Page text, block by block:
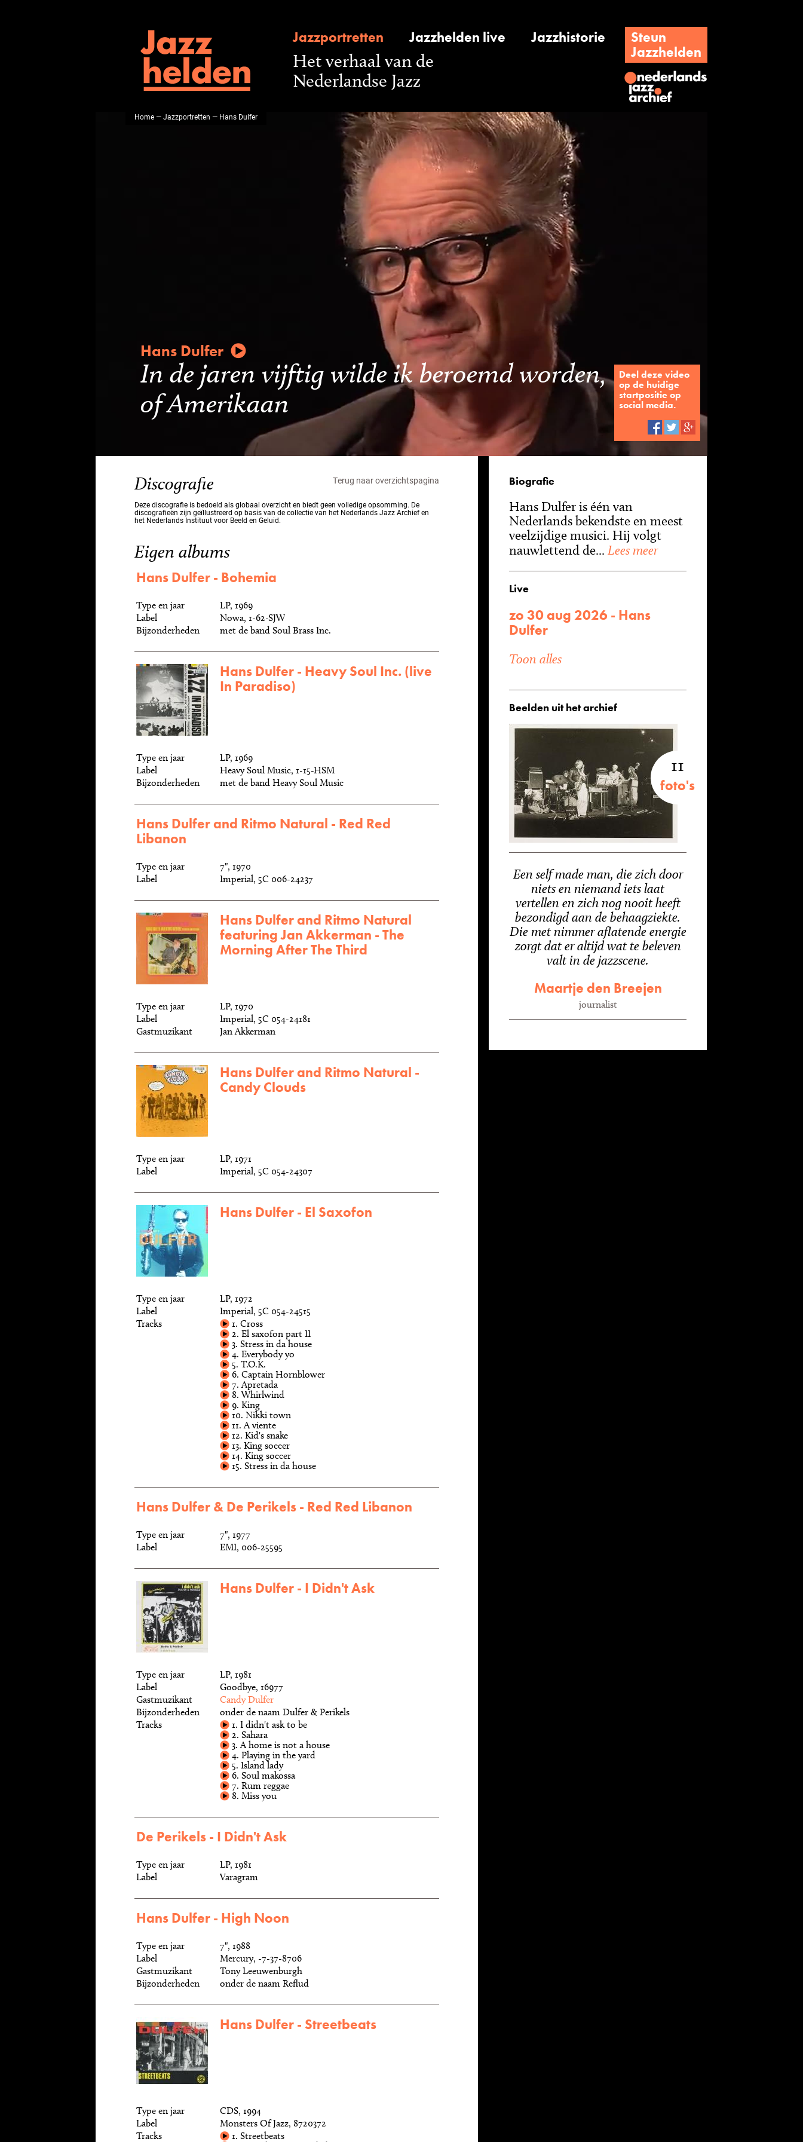
Jazzportretten Jazzhelden live Jazzhistorie
Steun
Jazzhelden
Het verhaal van de
Nederlandse Jazz
Home—Jazzportretten — Hans Dulfer
Hans Dulfer
In de jaren vijftig wilde ik beroemd worden,
of Amerikaan
Deel deze video
op de huidige
startpositie op
social media.
Discografie Terug naar overzichtspagina
Deze discografie is bedoeld als globaal overzicht en biedt geen volledige opsomming. De
discografieën zijn geïllustreerd op basis van de collectie van het Nederlands Jazz Archief en
het Nederlands Instituut voor Beeld en Geluid.
Eigen albums
Hans Dulfer - Bohemia
Type en jaar
LP, 1969
Label
Nowa, 1-62-SJW
Bijzonderheden
met de band Soul Brass Inc.
Hans Dulfer - Heavy Soul Inc. (live
In Paradiso)
Type en jaar
LP, 1969
Label
Heavy Soul Music, 1-15-HSM
Bijzonderheden
met de band Heavy Soul Music
Hans Dulfer and Ritmo Natural - Red Red
Libanon
Type en jaar
7", 1970
Label
Imperial, 5C 006-24237
Hans Dulfer and Ritmo Natural
featuring Jan Akkerman - The
Morning After The Third
Type en jaar
LP, 1970
Label
Imperial, 5C 054-24181
Gastmuzikant
Jan Akkerman
Hans Dulfer and Ritmo Natural -
Candy Clouds
Type en jaar
LP, 1971
Label
Imperial, 5C 054-24307
Hans Dulfer - El Saxofon
Type en jaar
LP, 1972
Label
Imperial, 5C 054-24515
Tracks
1. Cross
2. El saxofon part II
3. Stress in da house
4. Everybody yo
5. T.O.K.
6. Captain Hornblower
7. Apretada
8. Whirlwind
9. King
10. Nikki town
11. A viente
12. Kid's snake
13. King soccer
14. King soccer
15. Stress in da house
Hans Dulfer & De Perikels - Red Red Libanon
Type en jaar
7", 1977
Label
EMI, 006-25595
Hans Dulfer - I Didn't Ask
Type en jaar
LP, 1981
Label
Goodbye, 16977
Gastmuzikant
Candy Dulfer
Bijzonderheden
onder de naam Dulfer & Perikels
Tracks
1. I didn't ask to be
2. Sahara
3. A home is not a house
4. Playing in the yard
5. Island lady
6. Soul makossa
7. Rum reggae
8. Miss you
De Perikels - I Didn't Ask
Type en jaar
LP, 1981
Label
Varagram
Hans Dulfer - High Noon
Type en jaar
7", 1988
Label
Mercury, -7-37-8706
Gastmuzikant
Tony Leeuwenburgh
Bijzonderheden
onder de naam Reflud
Hans Dulfer - Streetbeats
Type en jaar
CDS, 1994
Label
Monsters Of Jazz, 8720372
Tracks
1. Streetbeats
Biografie
Hans Dulfer is één van
Nederlands bekendste en meest
veelzijdige musici. Hij volgt
nauwlettend de... Lees meer
Live
zo 30 aug 2026 - Hans
Dulfer
Toon alles
Beelden uit het archief
11
foto's
Een self made man, die zich door
niets en niemand iets laat
vertellen en zich nog nooit heeft
bezondigd aan de behaagziekte.
Die met nimmer aflatende energie
zorgt dat er altijd wat te beleven
valt in de jazzscene.
Maartje den Breejen
journalist